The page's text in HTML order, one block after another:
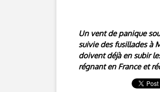
Un vent de panique
suivie des fusillades à
doivent déjà en subir
régnant en France et